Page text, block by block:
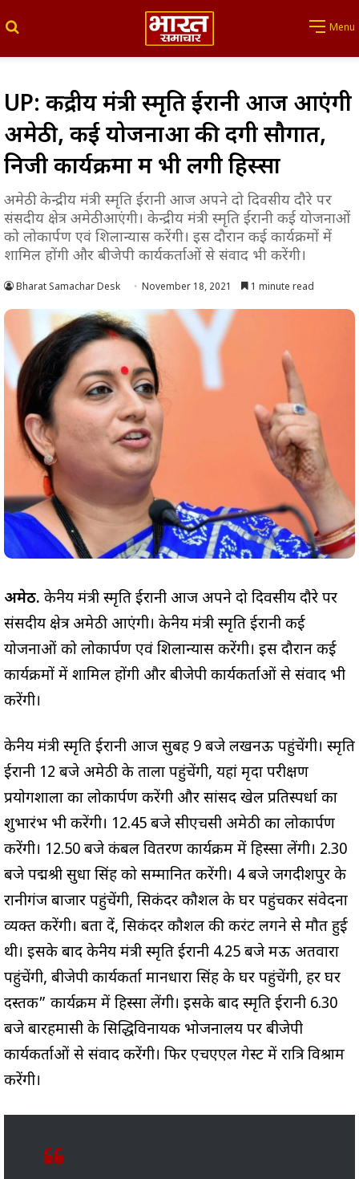
Menu
UP: केंद्रीय मंत्री स्मृति ईरानी आज आएंगी
अमेठी, कई योजनाओं की देंगी सौगात,
निजी कार्यक्रमों में भी लेंगी हिस्सा
अमेठी. केन्द्रीय मंत्री स्मृति ईरानी आज अपने दो दिवसीय दौरे पर
संसदीय क्षेत्र अमेठी आएंगी। केन्द्रीय मंत्री स्मृति ईरानी कई योजनाओं
को लोकार्पण एवं शिलान्यास करेंगी। इस दौरान कई कार्यक्रमों में
शामिल होंगी और बीजेपी कार्यकर्ताओं से संवाद भी करेंगी।
Bharat Samachar Desk November 18, 2021 1 minute read
अमेठी. केन्द्रीय मंत्री स्मृति ईरानी आज अपने दो दिवसीय दौरे पर
संसदीय क्षेत्र अमेठी आएंगी। केन्द्रीय मंत्री स्मृति ईरानी कई
योजनाओं को लोकार्पण एवं शिलान्यास करेंगी। इस दौरान कई
कार्यक्रमों में शामिल होंगी और बीजेपी कार्यकर्ताओं से संवाद भी
करेंगी।
केन्द्रीय मंत्री स्मृति ईरानी आज सुबह 9 बजे लखनऊ पहुंचेंगी। स्मृति
ईरानी 12 बजे अमेठी के ताला पहुंचेंगी, यहां मृदा परीक्षण
प्रयोगशाला का लोकार्पण करेंगी और सांसद खेल प्रतिस्पर्धा का
शुभारंभ भी करेंगी। 12.45 बजे सीएचसी अमेठी का लोकार्पण
करेंगी। 12.50 बजे कंबल वितरण कार्यक्रम में हिस्सा लेंगी। 2.30
बजे पद्मश्री सुधा सिंह को सम्मानित करेंगी। 4 बजे जगदीशपुर के
रानीगंज बाजार पहुंचेंगी, सिकंदर कौशल के घर पहुंचकर संवेदना
व्यक्त करेंगी। बता दें, सिकंदर कौशल की करंट लगने से मौत हुई
थी। इसके बाद केन्द्रीय मंत्री स्मृति ईरानी 4.25 बजे मऊ अतवारा
पहुंचेंगी, बीजेपी कार्यकर्ता मानधारा सिंह के घर पहुंचेंगी, हर घर
दस्तक” कार्यक्रम में हिस्सा लेंगी। इसके बाद स्मृति ईरानी 6.30
बजे बारहमासी के सिद्धिविनायक भोजनालय पर बीजेपी
कार्यकर्ताओं से संवाद करेंगी। फिर एचएएल गेस्ट में रात्रि विश्राम
करेंगी।